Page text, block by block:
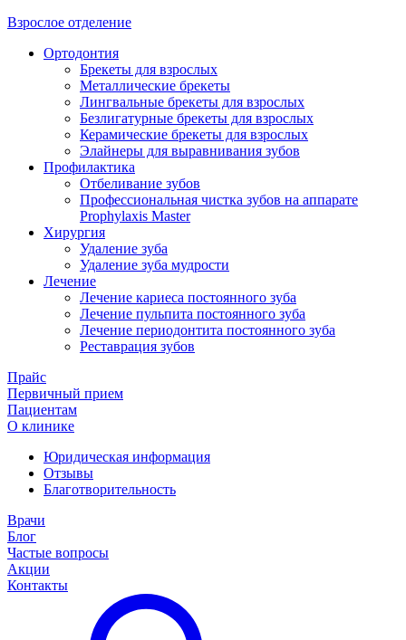
Взрослое отделение
Ортодонтия
Брекеты для взрослых
Металлические брекеты
Лингвальные брекеты для взрослых
Безлигатурные брекеты для взрослых
Керамические брекеты для взрослых
Элайнеры для выравнивания зубов
Профилактика
Отбеливание зубов
Профессиональная чистка зубов на аппарате
Prophylaxis Master
Хирургия
Удаление зуба
Удаление зуба мудрости
Лечение
Лечение кариеса постоянного зуба
Лечение пульпита постоянного зуба
Лечение периодонтита постоянного зуба
Реставрация зубов
Прайс
Первичный прием
Пациентам
О клинике
Юридическая информация
Отзывы
Благотворительность
Врачи
Блог
Частые вопросы
Акции
Контакты